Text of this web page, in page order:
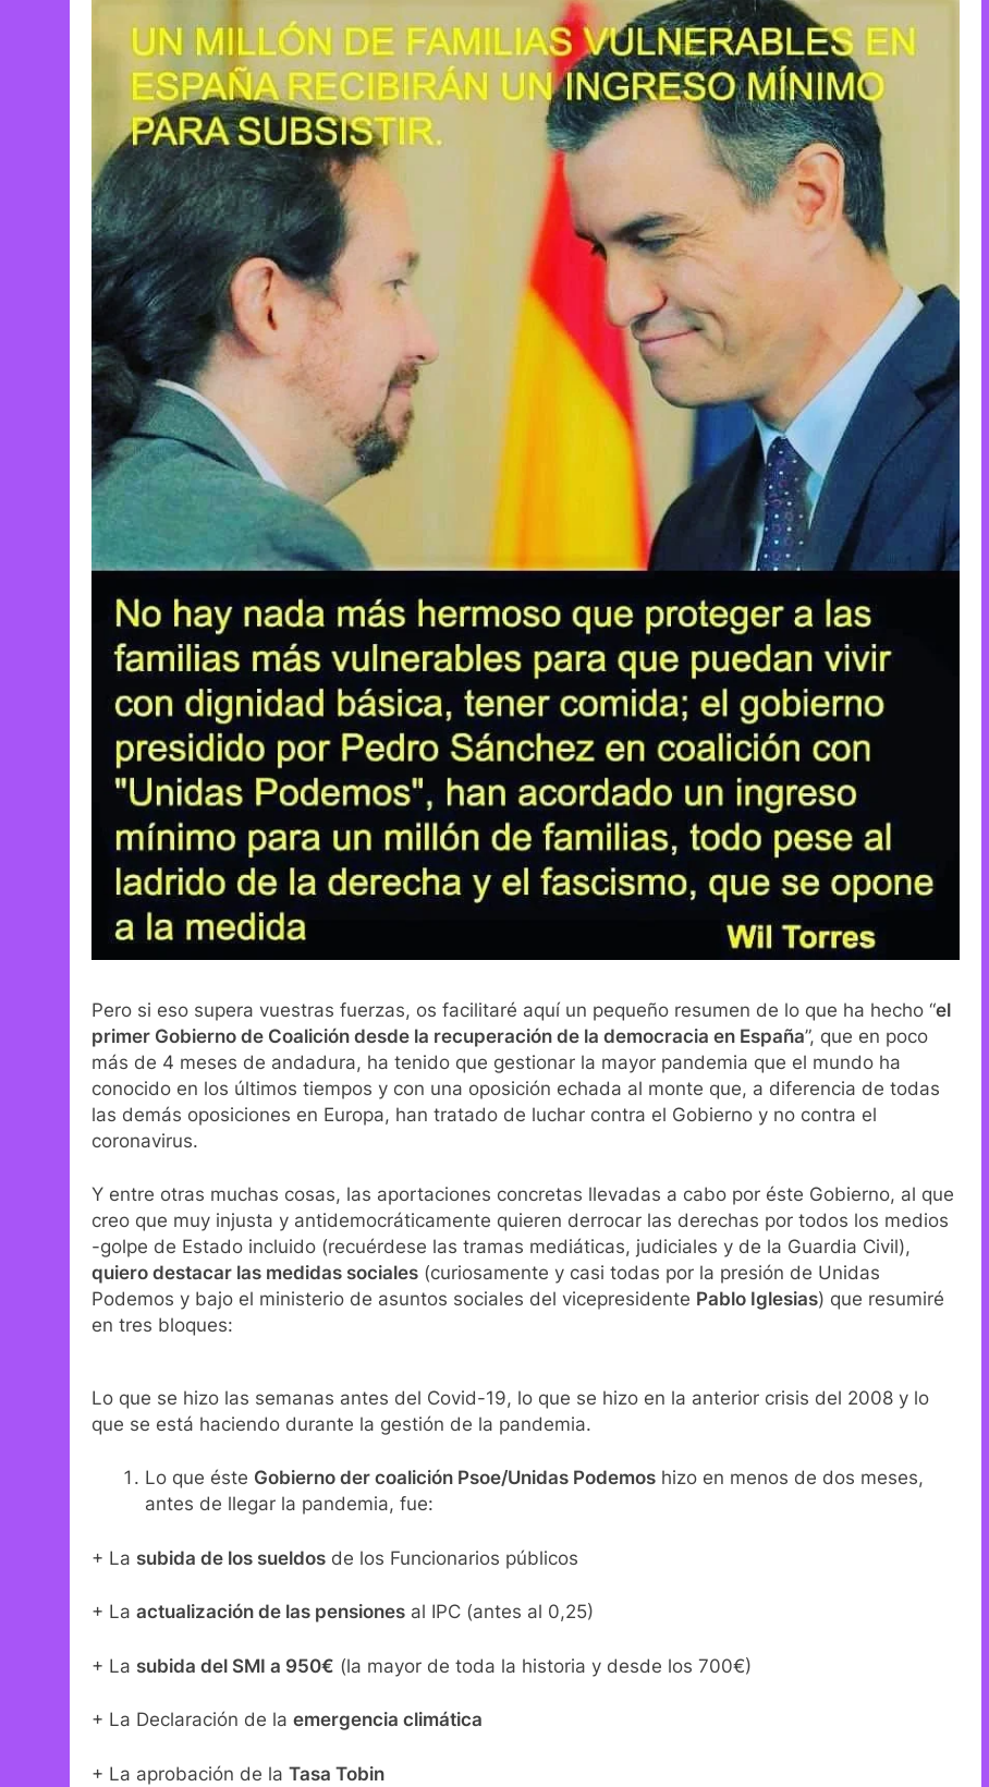
Pero si eso supera vuestras fuerzas, os facilitaré aquí un pequeño resumen de lo que ha hecho “el
primer Gobierno de Coalición desde la recuperación de la democracia en España”, que en poco
más de 4 meses de andadura, ha tenido que gestionar la mayor pandemia que el mundo ha
conocido en los últimos tiempos y con una oposición echada al monte que, a diferencia de todas
las demás oposiciones en Europa, han tratado de luchar contra el Gobierno y no contra el
coronavirus.
Y entre otras muchas cosas, las aportaciones concretas llevadas a cabo por éste Gobierno, al que
creo que muy injusta y antidemocráticamente quieren derrocar las derechas por todos los medios
-golpe de Estado incluido (recuérdese las tramas mediáticas, judiciales y de la Guardia Civil),
quiero destacar las medidas sociales (curiosamente y casi todas por la presión de Unidas
Podemos y bajo el ministerio de asuntos sociales del vicepresidente Pablo Iglesias) que resumiré
en tres bloques:
Lo que se hizo las semanas antes del Covid-19, lo que se hizo en la anterior crisis del 2008 y lo
que se está haciendo durante la gestión de la pandemia.
Lo que éste Gobierno der coalición Psoe/Unidas Podemoshizo en menos de dos meses,
antes de llegar la pandemia, fue:
+ La subida de los sueldos de los Funcionarios públicos
+ La actualización de las pensiones al IPC (antes al 0,25)
+ La subida del SMI a 950€ (la mayor de toda la historia y desde los 700€)
+ La Declaración de la emergencia climática
+ La aprobación de la Tasa Tobin